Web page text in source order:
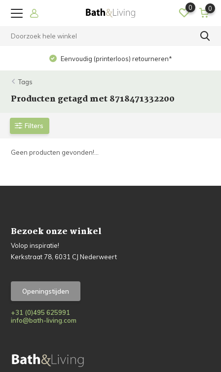
0 0
Eenvoudig (printerloos) retourneren*
Tags
Producten getagd met 8718471332200
Filters
Geen producten gevonden!...
Bezoek onze winkel
Volop inspiratie!
Kerkstraat 78, 6031 CJ Nederweert
Openingstijden
+31 (0)495 625991
info@bath-living.com